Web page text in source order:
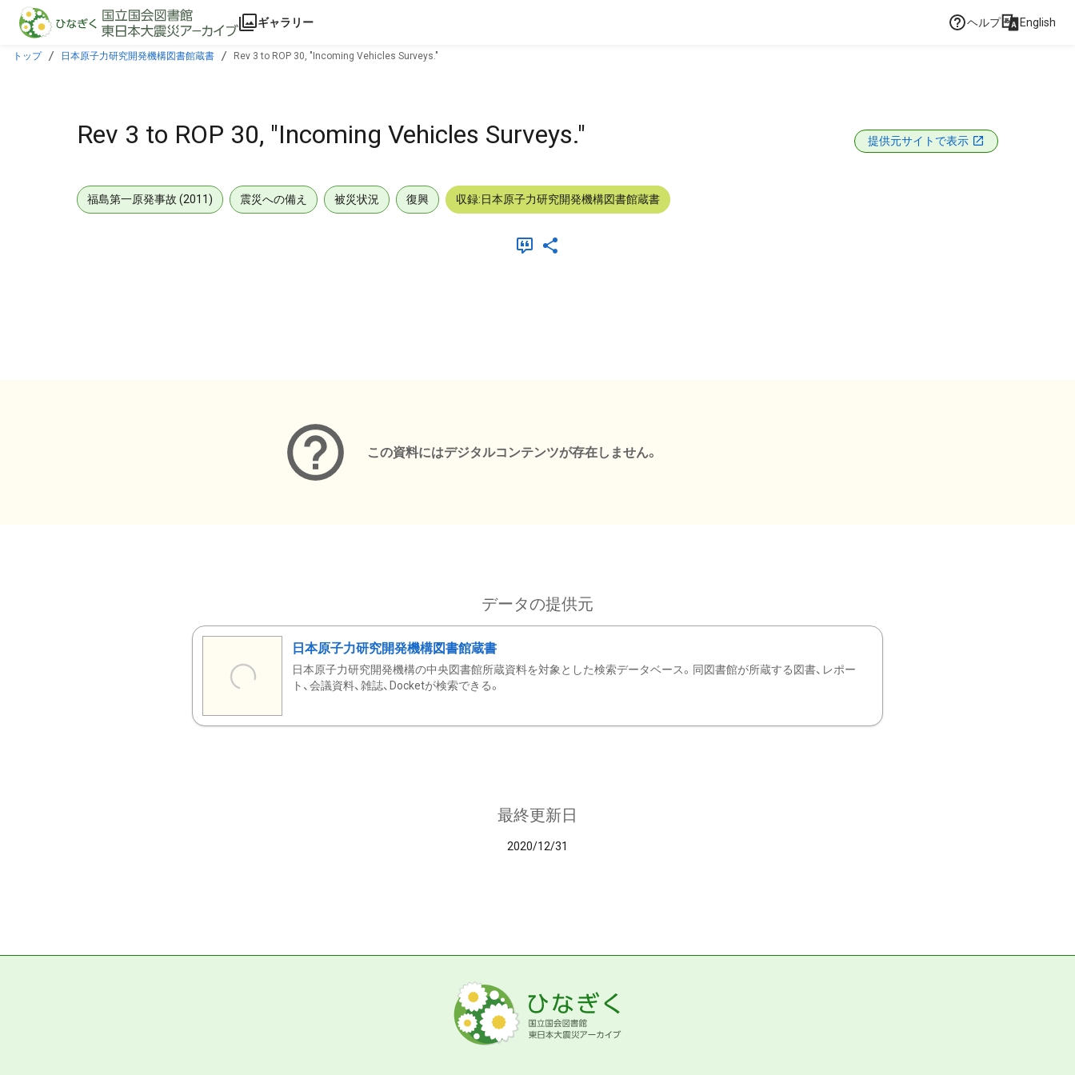
本文に飛ぶ
ギャラリー ヘルプ English
トップ 日本原子力研究開発機構図書館蔵書 Rev 3 to ROP 30, "Incoming Vehicles Surveys."
Rev 3 to ROP 30, "Incoming Vehicles Surveys." 提供元サイトで表示
福島第一原発事故 (2011) 震災への備え 被災状況 復興 収録:日本原子力研究開発機構図書館蔵書
この資料にはデジタルコンテンツが存在しません。
データの提供元
日本原子力研究開発機構図書館蔵書
日本原子力研究開発機構の中央図書館所蔵資料を対象とした検索データベース。同図書館が所蔵する図書、レポー
ト、会議資料、雑誌、Docketが検索できる。
最終更新日
2020/12/31